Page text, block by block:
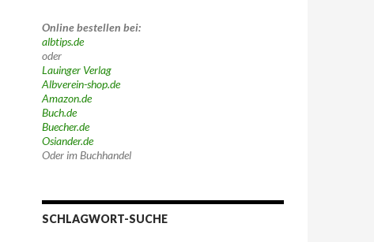
Online bestellen bei:
albtips.de
oder
Lauinger Verlag
Albverein-shop.de
Amazon.de
Buch.de
Buecher.de
Osiander.de
Oder im Buchhandel
SCHLAGWORT-SUCHE